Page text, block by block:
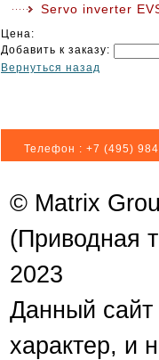
Servo inverter
Цена:
Добавить к заказу:
Вернуться назад
Телефон : +7 (495)
© Matrix
(Приводная
2023
Данный
характер, и